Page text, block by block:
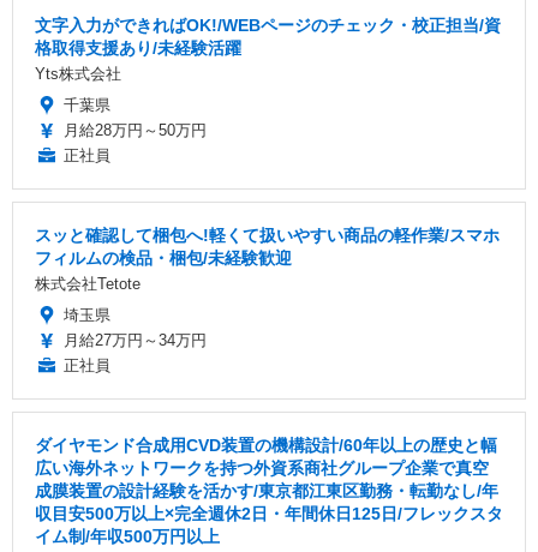
文字入力ができればOK!/WEBページのチェック・校正担当/資
格取得支援あり/未経験活躍
Yts株式会社
千葉県
月給28万円～50万円
正社員
スッと確認して梱包へ!軽くて扱いやすい商品の軽作業/スマホ
フィルムの検品・梱包/未経験歓迎
株式会社Tetote
埼玉県
月給27万円～34万円
正社員
ダイヤモンド合成用CVD装置の機構設計/60年以上の歴史と幅
広い海外ネットワークを持つ外資系商社グループ企業で真空
成膜装置の設計経験を活かす/東京都江東区勤務・転勤なし/年
収目安500万以上×完全週休2日・年間休日125日/フレックスタ
イム制/年収500万円以上